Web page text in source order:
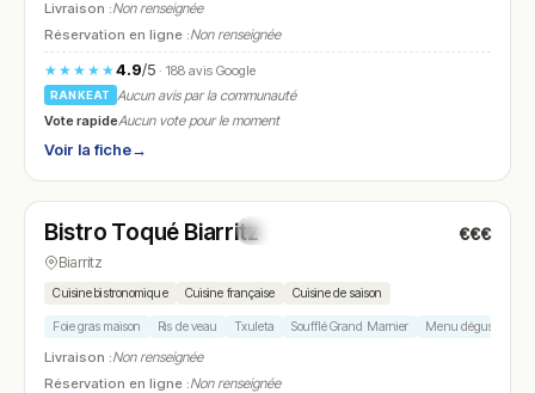
Livraison :Non renseignée
Réservation en ligne :Non renseignée
★★★★★4.9/5· 188 avis Google
RANKEAT
Aucun avis par la communauté
Vote rapideAucun vote pour le moment
Voir la fiche→
N° 5
Bistro Toqué Biarritz €€€
Biarritz
Cuisine bistronomique Cuisine française Cuisine de saison
Foie gras maison Ris de veau Txuleta Soufflé Grand Marnier Menu dégustation
Livraison :Non renseignée
Réservation en ligne :Non renseignée